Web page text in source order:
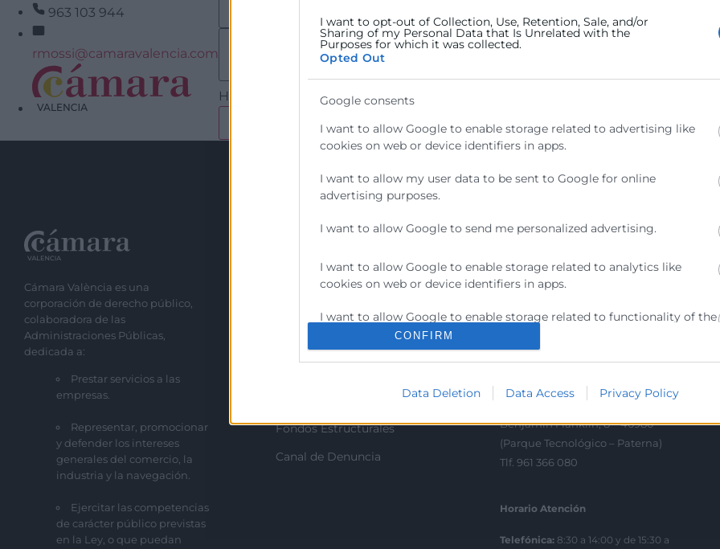
I want to opt-out of Collection, Use, Retention, Sale, and/or
Sharing of my Personal Data that Is Unrelated with the
Purposes for which it was collected.
Opted Out
Google consents
I want to allow Google to enable storage related to advertising like
cookies on web or device identifiers in apps.
I want to allow my user data to be sent to Google for online
advertising purposes.
I want to allow Google to send me personalized advertising.
I want to allow Google to enable storage related to analytics like
cookies on web or device identifiers in apps.
I want to allow Google to enable storage related to functionality of the
website or app.
I want to allow Google to enable storage related to personalization.
I want to allow Google to enable storage related to security, including
authentication functionality and fraud prevention, and other user
CONFIRM
Data Deletion Data Access Privacy Policy
963 103 944
rmossi@camaravalencia.com
He leído y acepto laPolítica de Privacidad
Cámara València es una
corporación de derecho público,
colaboradora de las
Administraciones Públicas,
dedicada a:
Prestar servicios a las
empresas.
Representar, promocionar
y defender los intereses
generales del comercio, la
industria y la navegación.
Ejercitar las competencias
de carácter público previstas
en la Ley, o que puedan
Sobre la Cámara
Perfil del contratante
Fondos Estructurales
Canal de Denuncia
Sede Central
C/Poeta Querol 15 – 46002
Tlf. 963 103 900
Escuela de Negocios
Benjamín Franklin, 8 – 46980
(Parque Tecnológico – Paterna)
Tlf. 961 366 080
Horario Atención
Telefónica: 8:30 a 14:00 y de 15:30 a